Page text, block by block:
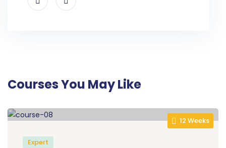
Courses You May Like
12 Weeks
Expert